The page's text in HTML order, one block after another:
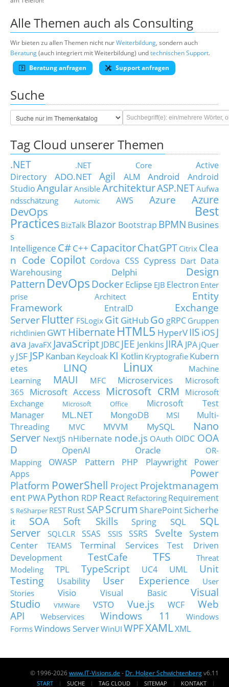
Alle Themen auch als Consulting
Wir bieten zu allen Themen nicht nurWeiterbildung, sondern auch
Beratung(auch integriert mit Weiterbildung) undtechnischen Support.
Beratung anfragen
Support anfragen
Suche
Tag Cloud unserer Themen
.NET .NET Core
Active
Directory
ADO.NET Agil ALM Android
Android
StudioAngularAnsible ArchitekturASP.NETAufwa
ndsschätzung
Automic AWS Azure
Azure
DevOps
Best
Practices BizTalk Blazor Bootstrap BPMN Busines
s
Intelligence C#C++ CapacitorChatGPT Citrix Clea
n Code Copilot Cordova CSS Cypress Dart Data
Warehousing
Delphi
Design
Pattern DevOps DockerEclipse EJB Electron Enter
prise Architect
Entity
Framework
EntraID
Exchange
Server Flutter FSLogix Git GitHubGo gRPC Gruppen
richtlinien GWT HibernateHTML5 HyperVIIS iOSJ
ava JavaFX JavaScript JDBC JEE Jenkins JIRA JPA jQuer
y JSF JSP Kanban Keycloak KI Kotlin Kryptografie Kubern
etes
LINQ Linux
Machine
Learning
MAUI MFC Microservices
Microsoft
365
Microsoft Access Microsoft CRM
Microsoft
Exchange
Microsoft Office
Microsoft Test
Manager
ML.NET MongoDB MSI
Multi-
Threading
MVC MVVM MySQL
Nano
Server NextJS nHibernate node.js OAuth OIDC OOA
D
OpenAI Oracle
OR-
Mapping
OWASP Pattern PHP Playwright
Power
Apps
Power
Platform PowerShell Project Projektmanagem
ent PWA Python RDP React Refactoring Requirement
s ReSharper RESTRust SAPScrum SharePointSicherhe
it
SOA Soft Skills Spring SQL
SQL
Server
SQLCLR SSAS SSIS SSRS Svelte
System
Center
TEAMS Terminal Services
Test Driven
Development
TestCafe TFS
Threat
Modeling
TPL TypeScript UC4 UML
Unit
Testing
Usability User Experience
User
Stories
Visio Visual Basic
Visual
Studio
VMWare VSTO Vue.js WCF
Web
API
Webservices Windows 11
Windows
FormsWindows ServerWinUI WPFXAMLXML
© 1996-2026www.IT-Visions.de - Dr. Holger Schwichtenbergv6.11
START SUCHE TAG CLOUD SITEMAP
KONTAKT